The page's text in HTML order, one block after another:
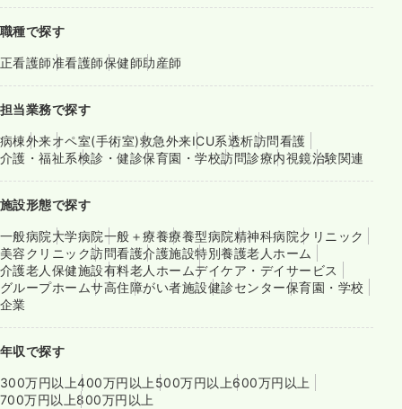
職種で探す
正看護師准看護師保健師助産師
担当業務で探す
病棟外来オペ室(手術室)救急外来ICU系透析訪問看護
介護・福祉系検診・健診保育園・学校訪問診療内視鏡治験関連
施設形態で探す
一般病院大学病院一般＋療養療養型病院精神科病院クリニック
美容クリニック訪問看護介護施設特別養護老人ホーム
介護老人保健施設有料老人ホームデイケア・デイサービス
グループホームサ高住障がい者施設健診センター保育園・学校
企業
年収で探す
300万円以上400万円以上 500万円以上600万円以上
700万円以上800万円以上